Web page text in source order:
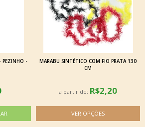
PEZINHO -
MARABU SINTÉTICO COM FIO PRATA 130
CM
a partir de: R$2,20